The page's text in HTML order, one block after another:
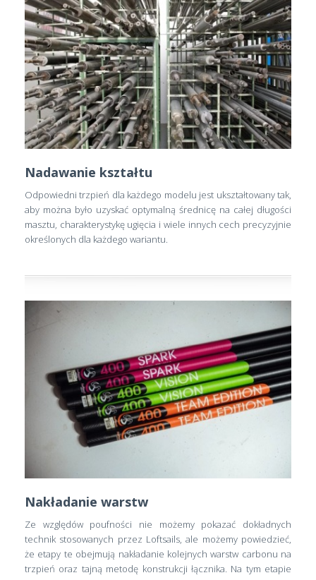
Nadawanie kształtu
Odpowiedni trzpień dla każdego modelu jest ukształtowany tak,
aby można było uzyskać optymalną średnicę na całej długości
masztu, charakterystykę ugięcia i wiele innych cech precyzyjnie
określonych dla każdego wariantu.
Nakładanie warstw
Ze względów poufności nie możemy pokazać dokładnych
technik stosowanych przez Loftsails, ale możemy powiedzieć,
że etapy te obejmują nakładanie kolejnych warstw carbonu na
trzpień oraz tajną metodę konstrukcji łącznika. Na tym etapie